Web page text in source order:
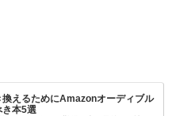
換えるためにAmazonオーディブル
き本5選